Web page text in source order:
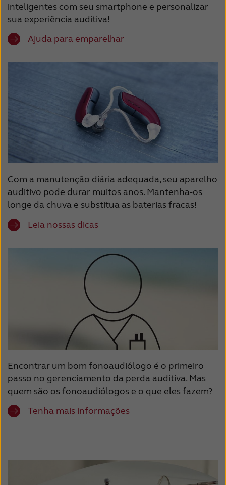
inteligentes com seu smartphone e personalizar
sua experiência auditiva!
Ajuda para emparelhar
Com a manutenção diária adequada, seu aparelho
auditivo pode durar muitos anos. Mantenha-os
longe da chuva e substitua as baterias fracas!
Leia nossas dicas
Encontrar um bom fonoaudiólogo é o primeiro
passo no gerenciamento da perda auditiva. Mas
quem são os fonoaudiólogos e o que eles fazem?
Tenha mais informações